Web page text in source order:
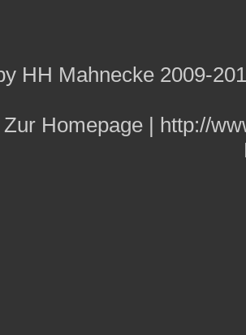
HH Mahnecke 2009-
Zur Homepage | http://